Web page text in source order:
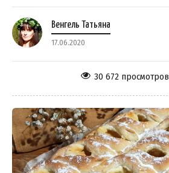
Венгель Татьяна
17.06.2020
30 672 просмотров